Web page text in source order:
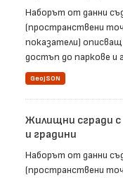
Наборът от данни
(пространствени
показатели)
достъп до паркове и
GeoJSON
Жилищни сгради
и градини
Наборът от данни
(пространствени